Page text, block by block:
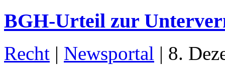
BGH-Urteil zur
Recht | Newsportal | 8.